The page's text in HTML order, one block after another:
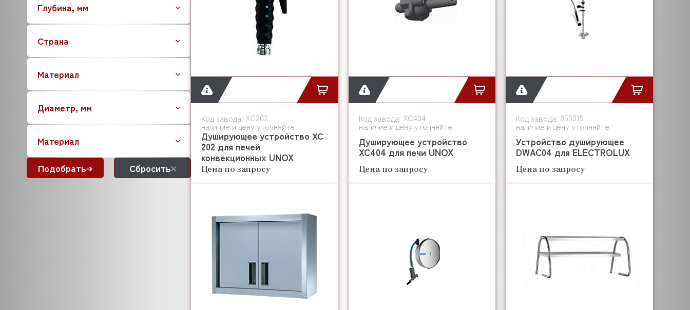
Глубина, мм
Страна
Материал
Диаметр, мм
Материал
Подобрать Сбросить
Код завода: ХС202
наличие и цену уточняйте
Душирующее устройство ХС
202 для печей
конвекционных UNOX
Цена по запросу
Код завода: XC404
наличие и цену уточняйте
Душирующее устройство
XC404 для печи UNOX
Цена по запросу
Код завода: 855315
наличие и цену уточняйте
Устройство душирующее
DWAC04 для ELECTROLUX
Цена по запросу